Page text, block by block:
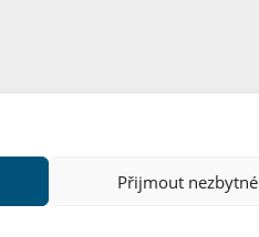
Přijmout nezbytné